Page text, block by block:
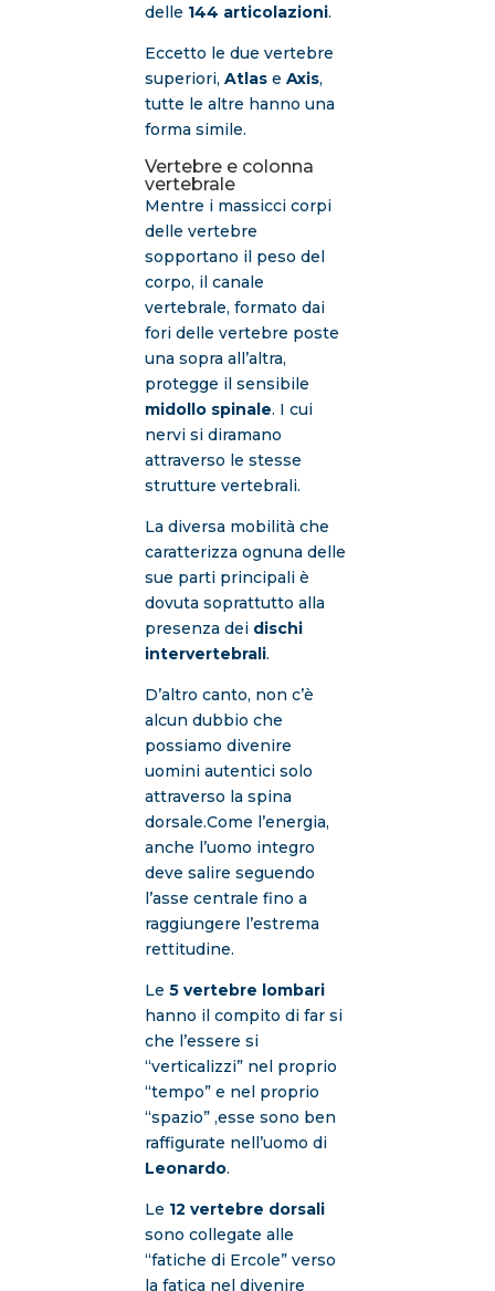
delle 144 articolazioni.
Eccetto le due vertebre
superiori, Atlase Axis,
tutte le altre hanno una
forma simile.
Vertebre e colonna
vertebrale
Mentre i massicci corpi
delle vertebre
sopportano il peso del
corpo, il canale
vertebrale, formato dai
fori delle vertebre poste
una sopra all’altra,
protegge il sensibile
midollo spinale. I cui
nervi si diramano
attraverso le stesse
strutture vertebrali.
La diversa mobilità che
caratterizza ognuna delle
sue parti principali è
dovuta soprattutto alla
presenza dei dischi
intervertebrali.
D’altro canto, non c’è
alcun dubbio che
possiamo divenire
uomini autentici solo
attraverso la spina
dorsale.Come l’energia,
anche l’uomo integro
deve salire seguendo
l’asse centrale fino a
raggiungere l’estrema
rettitudine.
Le 5 vertebre lombari
hanno il compito di far si
che l’essere si
“verticalizzi” nel proprio
“tempo” e nel proprio
“spazio” ,esse sono ben
raffigurate nell’uomo di
Leonardo.
Le 12 vertebre dorsali
sono collegate alle
“fatiche di Ercole” verso
la fatica nel divenire